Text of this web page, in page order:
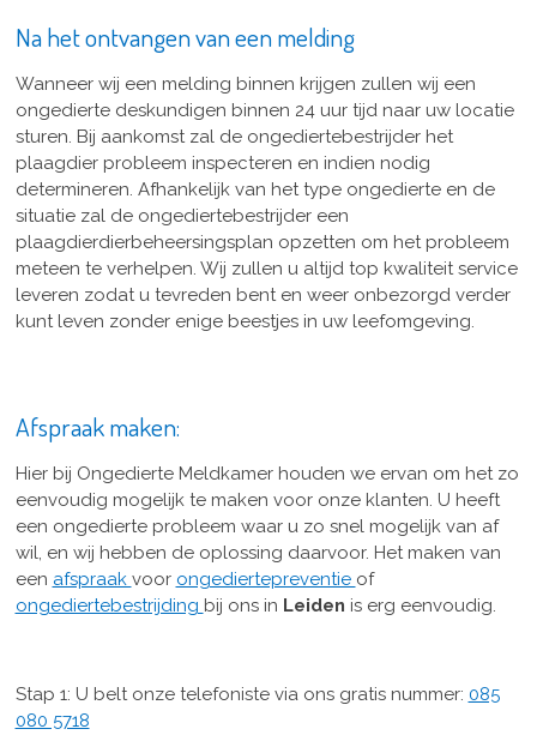
Na het ontvangen van een melding
Wanneer wij een melding binnen krijgen zullen wij een
ongedierte deskundigen binnen 24 uur tijd naar uw locatie
sturen. Bij aankomst zal de ongediertebestrijder het
plaagdier probleem inspecteren en indien nodig
determineren. Afhankelijk van het type ongedierte en de
situatie zal de ongediertebestrijder een
plaagdierdierbeheersingsplan opzetten om het probleem
meteen te verhelpen. Wij zullen u altijd top kwaliteit service
leveren zodat u tevreden bent en weer onbezorgd verder
kunt leven zonder enige beestjes in uw leefomgeving.
Afspraak maken:
Hier bij Ongedierte Meldkamer houden we ervan om het zo
eenvoudig mogelijk te maken voor onze klanten. U heeft
een ongedierte probleem waar u zo snel mogelijk van af
wil, en wij hebben de oplossing daarvoor. Het maken van
een afspraak voor ongediertepreventie of
ongediertebestrijding bij ons in Leiden is erg eenvoudig.
Stap 1: U belt onze telefoniste via ons gratis nummer: 085
080 5718